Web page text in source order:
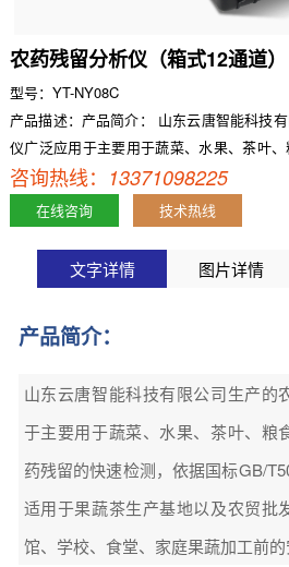
农药残留分析仪（箱式12通道）
型号：YT-NY08C
产品描述：产品简介： 山东云唐智能科技
仪广泛应用于主要用于蔬菜、水果、茶叶
药残留的快速检测，依据国标GB/
蔬茶生产基地以及农贸批发销售市场现场检
庭果蔬加工前的安全速测等。 主要技术参【
咨询热线： 13371098225
在线咨询 技术热线
文字详情 图片详情
产品简介：
山东云唐智能科技有限公司生产的
于主要用于蔬菜、水果、茶叶、粮
药残留的快速检测，依据国标GB/
适用于果蔬茶生产基地以及农贸批
馆、学校、食堂、家庭果蔬加工前的